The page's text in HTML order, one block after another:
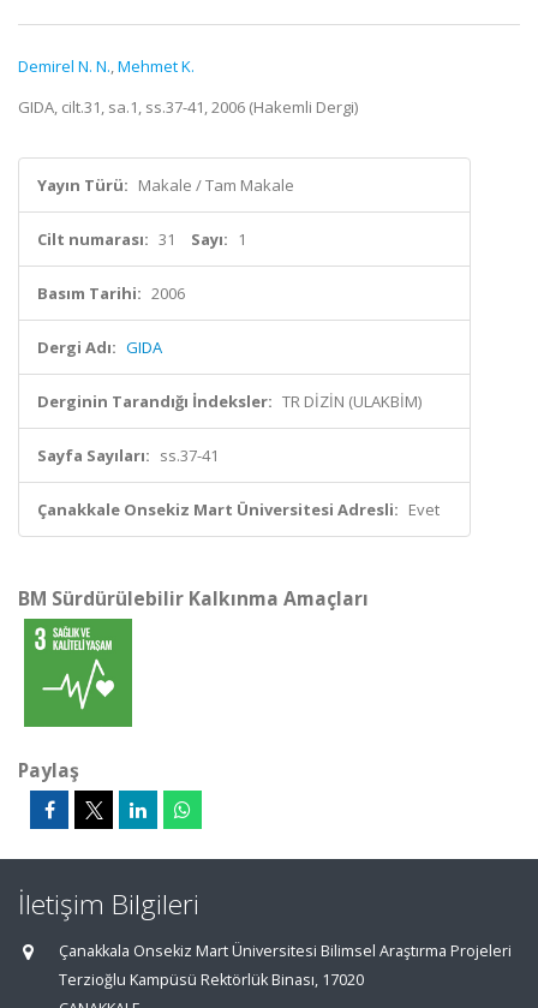
Demirel N. N.,Mehmet K.
GIDA, cilt.31, sa.1, ss.37-41, 2006 (Hakemli Dergi)
Yayın Türü: Makale / Tam Makale
Cilt numarası: 31 Sayı: 1
Basım Tarihi: 2006
Dergi Adı: GIDA
Derginin Tarandığı İndeksler: TR DİZİN (ULAKBİM)
Sayfa Sayıları: ss.37-41
Çanakkale Onsekiz Mart Üniversitesi Adresli: Evet
BM Sürdürülebilir Kalkınma Amaçları
Paylaş
İletişim Bilgileri
Çanakkala Onsekiz Mart Üniversitesi Bilimsel Araştırma Projeleri
Terzioğlu Kampüsü Rektörlük Binası, 17020